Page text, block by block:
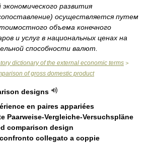
экономического развития
осуществляется путем
объема конечного
и услуг в национальных ценах на
способности валют.
dictionary of the external economic terms >
of gross domestic product
designs
en paires appariées
Paarweise-Vergleiche-Versuchspläne
comparison design
collegato a coppie